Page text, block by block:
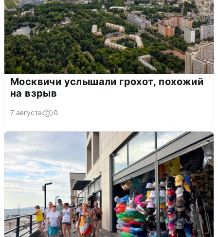
Москвичи услышали грохот, похожий
на взрыв
7 августа 0